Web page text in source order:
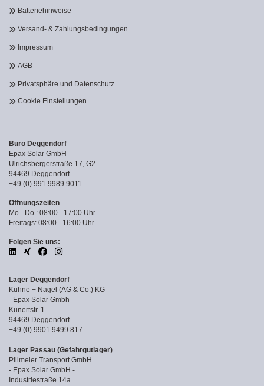
Batteriehinweise
Versand- & Zahlungsbedingungen
Impressum
AGB
Privatsphäre und Datenschutz
Cookie Einstellungen
Büro Deggendorf
Epax Solar GmbH
Ulrichsbergerstraße 17, G2
94469 Deggendorf
+49 (0) 991 9989 9011
Öffnungszeiten
Mo - Do : 08:00 - 17:00 Uhr
Freitags: 08:00 - 16:00 Uhr
Folgen Sie uns:
Lager Deggendorf
Kühne + Nagel (AG & Co.) KG
- Epax Solar Gmbh -
Kunertstr. 1
94469 Deggendorf
+49 (0) 9901 9499 817
Lager Passau (Gefahrgutlager)
Pillmeier Transport GmbH
- Epax Solar GmbH -
Industriestraße 14a